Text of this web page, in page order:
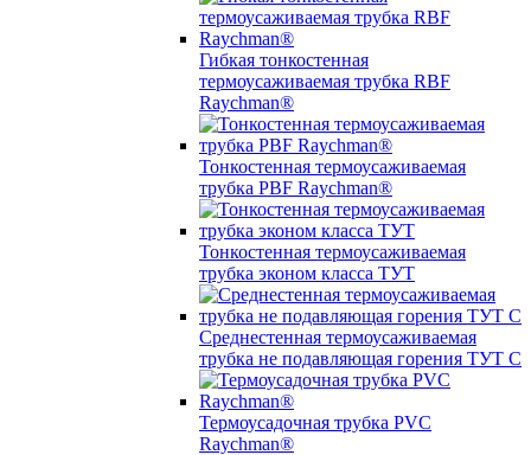
Гибкая тонкостенная
термоусаживаемая трубка RBF
Raychman®
Тонкостенная термоусаживаемая
трубка PBF Raychman®
Тонкостенная термоусаживаемая
трубка эконом класса ТУТ
Среднестенная термоусаживаемая
трубка не подавляющая горения ТУТ С
Термоусадочная трубка PVC
Raychman®